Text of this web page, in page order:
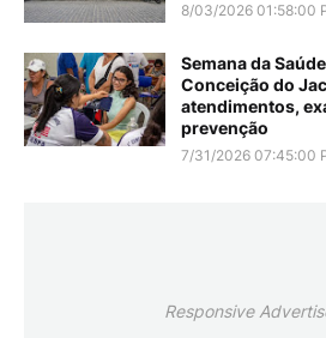
8/03/2026 01:58:00
Semana da
Conceição do
atendimentos,
prevenção
7/31/2026 07:45:00
Responsive